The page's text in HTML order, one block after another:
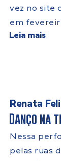
vez no site
em
Leia mais
Renata
Danço na
Nessa
pelas ruas